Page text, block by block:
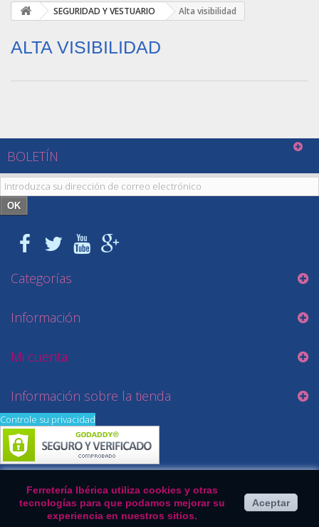
SEGURIDAD Y VESTUARIO Alta visibilidad
ALTA VISIBILIDAD
BOLETÍN
OK
Categorías
Información
Mi cuenta
Información sobre la tienda
Ferretería Ibérica utiliza cookies y otras
tecnologías para que podamos mejorar su
experiencia en nuestros sitios.
Aceptar
Controle su privacidad